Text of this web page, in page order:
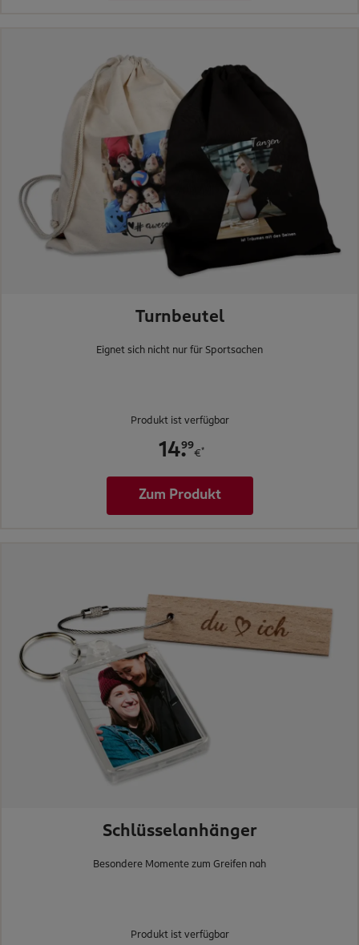
Turnbeutel
Eignet sich nicht nur für Sportsachen
Produkt ist verfügbar
14.
99
€*
Zum Produkt
Schlüsselanhänger
Besondere Momente zum Greifen nah
Produkt ist verfügbar